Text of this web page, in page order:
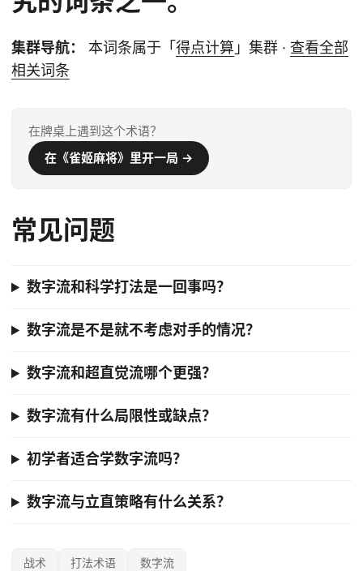
集群导航： 本词条属于「 得点计算 」集群 · 查看全部
相关词条
在牌桌上遇到这个术语？
在《雀姬麻将》里开一局 →
常见问题
数字流和科学打法是一回事吗？
数字流是不是就不考虑对手的情况？
数字流和超直觉流哪个更强？
数字流有什么局限性或缺点？
初学者适合学数字流吗？
数字流与立直策略有什么关系？
战术 打法术语 数字流